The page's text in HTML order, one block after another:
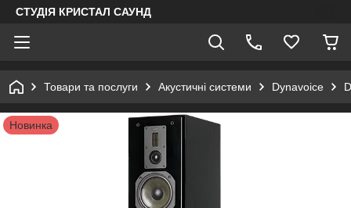
СТУДІЯ КРИСТАЛ САУНД
Товари та послуги Акустичні системи Dynavoice
Новинка